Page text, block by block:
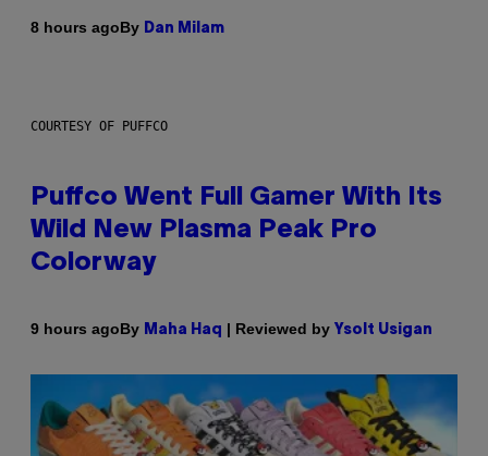
8 hours agoBy Dan Milam
COURTESY OF PUFFCO
Puffco Went Full Gamer With Its
Wild New Plasma Peak Pro
Colorway
9 hours agoBy Maha Haq | Reviewed by Ysolt Usigan